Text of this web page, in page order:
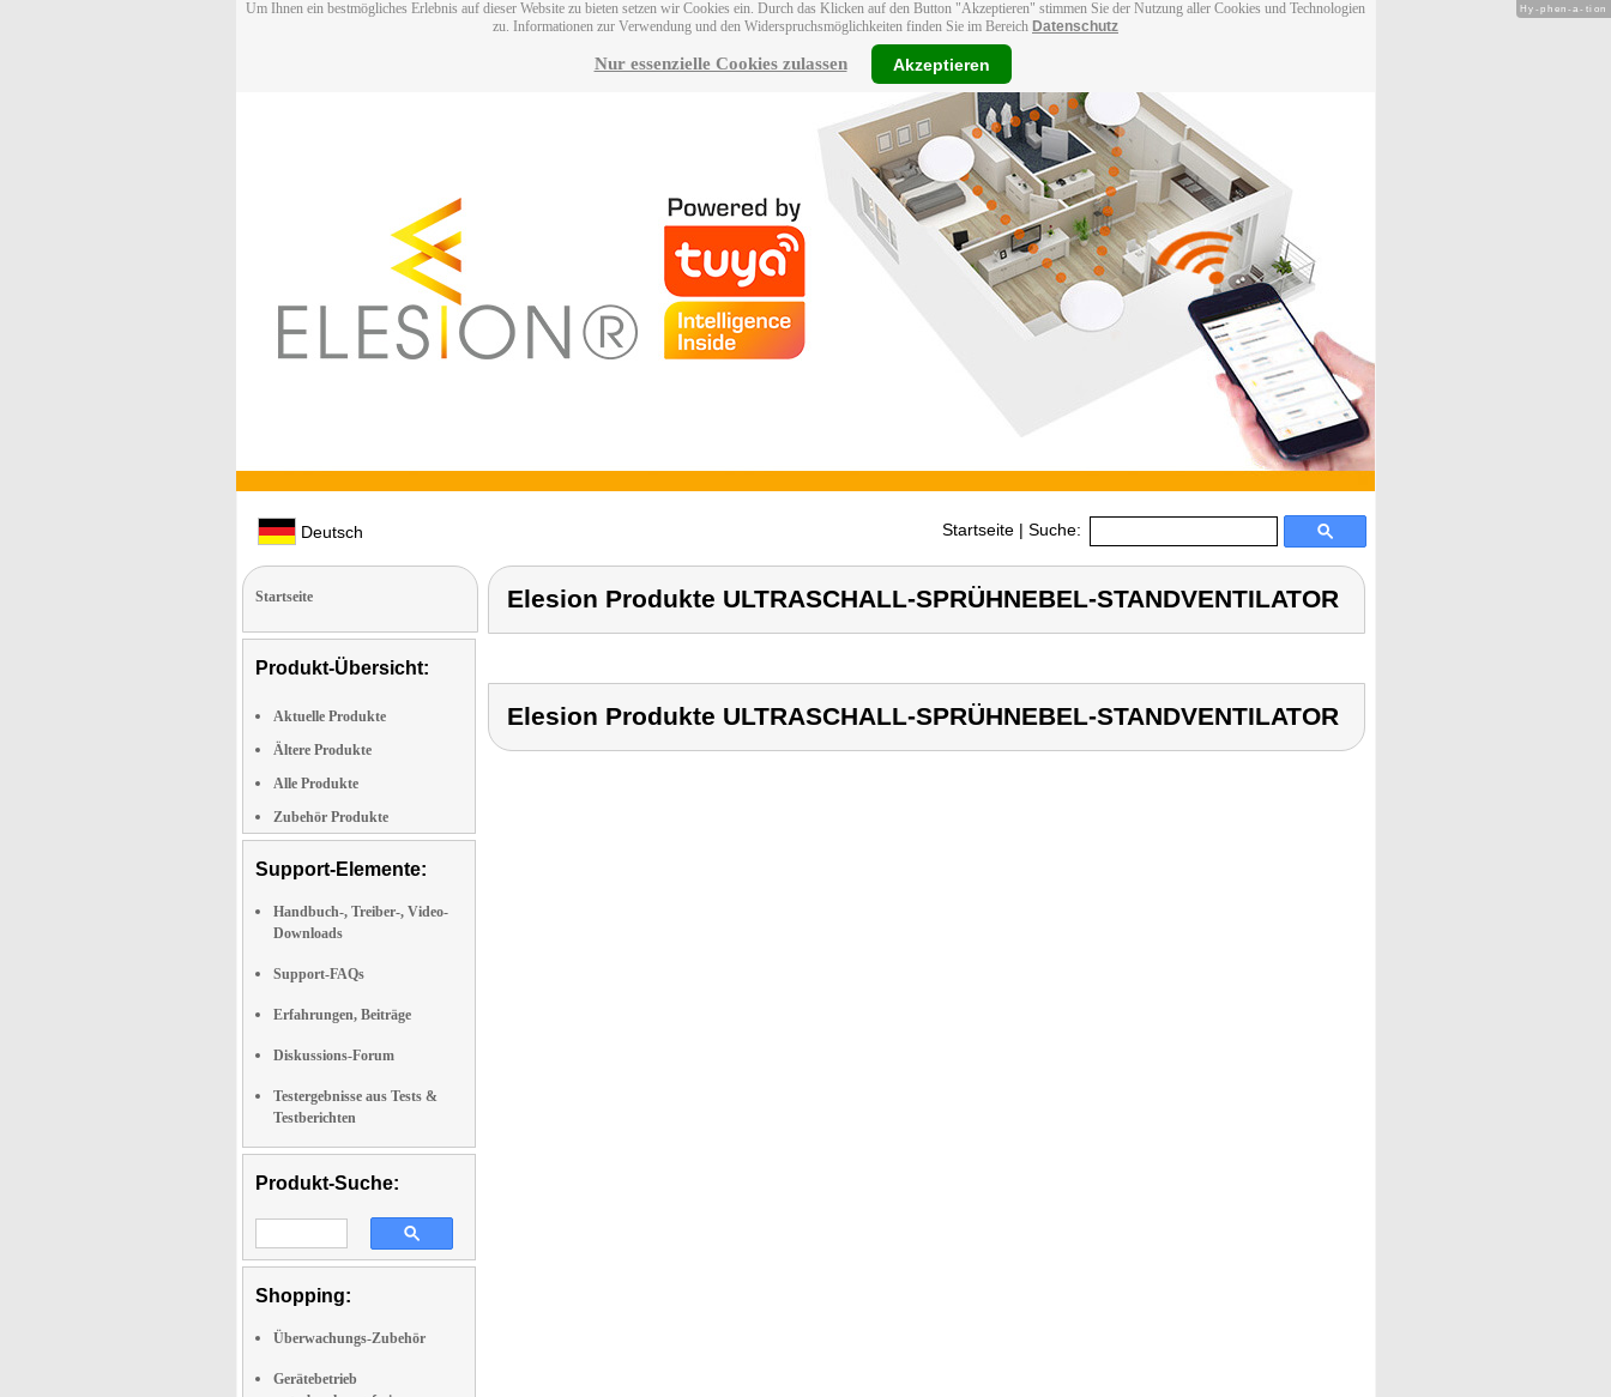
Um Ihnen ein bestmögliches Erlebnis auf dieser Website zu bieten setzen wir Cookies ein. Durch das Klicken auf den Button "Akzeptieren" stimmen Sie der Nutzung aller Cookies und Technologien
zu. Informationen zur Verwendung und den Widerspruchsmöglichkeiten finden Sie im Bereich Datenschutz
Nur essenzielle Cookies zulassen Akzeptieren
Deutsch Startseite | Suche:
Startseite
Produkt-Übersicht:
Aktuelle Produkte
Ältere Produkte
Alle Produkte
Zubehör Produkte
Support-Elemente:
Handbuch-, Treiber-, Video-
Downloads
Support-FAQs
Erfahrungen, Beiträge
Diskussions-Forum
Testergebnisse aus Tests &
Testberichten
Produkt-Suche:
Shopping:
Überwachungs-Zubehör
Gerätebetrieb
Elesion Produkte ULTRASCHALL-SPRÜHNEBEL-STANDVENTILATOR
Elesion Produkte ULTRASCHALL-SPRÜHNEBEL-STANDVENTILATOR
Hy-phen-a-tion